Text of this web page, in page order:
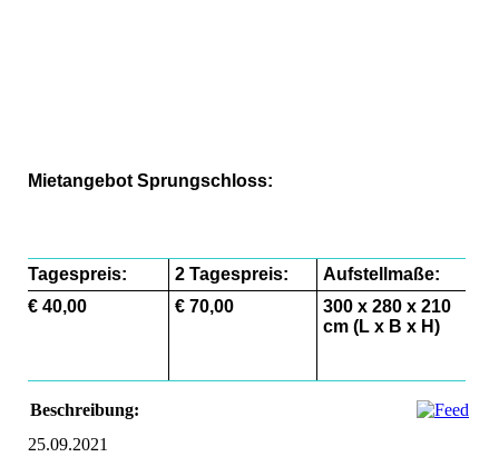
Mietangebot Sprungschloss:
Tagespreis: 2 Tagespreis:
Aufstellmaße:
€ 40,00
€ 70,00
300 x 280 x 210
cm (L x B x H)
Beschreibung:
25.09.2021